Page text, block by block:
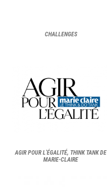
CHALLENGES
AGIR POUR L'ÉGALITÉ, THINK TANK DE
MARIE-CLAIRE